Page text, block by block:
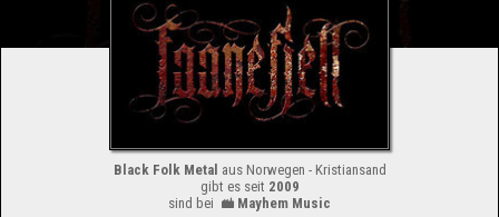
Black Folk Metal aus Norwegen - Kristiansand
gibt es seit 2009
sind bei
Mayhem Music